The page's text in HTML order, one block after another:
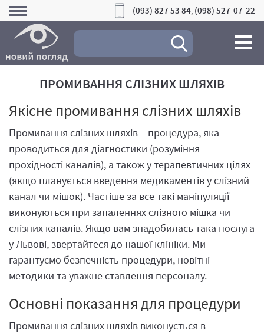
(093) 827 53 84 (098) 527-07-22
ПРОМИВАННЯ СЛІЗНИХ ШЛЯХІВ
Якісне промивання слізних шляхів
Промивання слізних шляхів – процедура, яка
проводиться для діагностики (розуміння
прохідності каналів), а також у терапевтичних цілях
(якщо планується введення медикаментів у слізний
канал чи мішок). Частіше за все такі маніпуляції
виконуються при запаленнях слізного мішка чи
слізних каналів. Якщо вам знадобилась така послуга
у Львові, звертайтеся до нашої клініки. Ми
гарантуємо безпечність процедури, новітні
методики та уважне ставлення персоналу.
Основні показання для процедури
Промивання слізних шляхів виконується в